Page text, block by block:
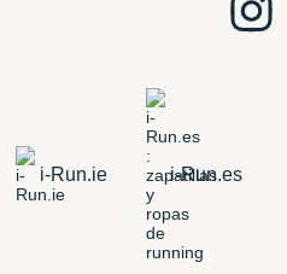
i-Run.ie i-Run.es